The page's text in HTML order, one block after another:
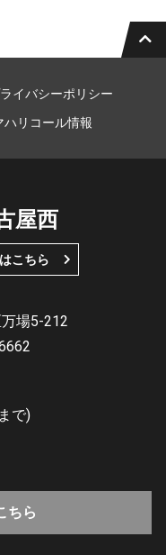
イバシーポリシー
ハリコール情報
屋西
こちら
場5-212
で)
ちら